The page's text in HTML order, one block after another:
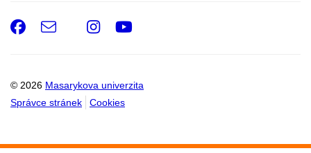
© 2026 Masarykova univerzita
Správce stránek
Cookies
Facebook
e-
Instagram